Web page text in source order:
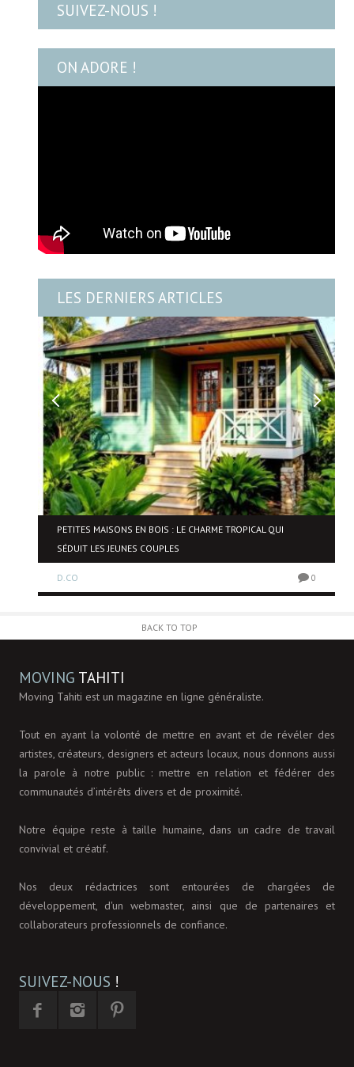
SUIVEZ-NOUS !
ON ADORE !
LES DERNIERS ARTICLES
PETITES MAISONS EN BOIS : LE CHARME TROPICAL QUI
SÉDUIT LES JEUNES COUPLES
D.CO 0
BACK TO TOP
MOVING TAHITI
Moving Tahiti est un magazine en ligne généraliste.
Tout en ayant la volonté de mettre en avant et de révéler des
artistes, créateurs, designers et acteurs locaux, nous donnons aussi
la parole à notre public : mettre en relation et fédérer des
communautés d’intérêts divers et de proximité.
Notre équipe reste à taille humaine, dans un cadre de travail
convivial et créatif.
Nos deux rédactrices sont entourées de chargées de
développement, d'un webmaster, ainsi que de partenaires et
collaborateurs professionnels de confiance.
SUIVEZ-NOUS !